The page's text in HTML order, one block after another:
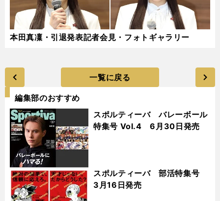
本田真凜・引退発表記者会見・フォトギャラリー
一覧に戻る
編集部のおすすめ
スポルティーバ バレーボール
特集号 Vol.4 6月30日発売
スポルティーバ 部活特集号
3月16日発売